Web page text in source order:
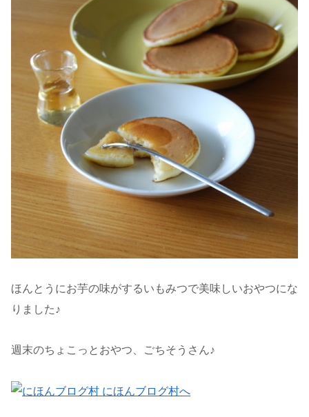
ほんとうにお芋の味がするいもみつで美味しいおやつにな
りました♪
週末のちょこっとおやつ、ごちそうさん♪